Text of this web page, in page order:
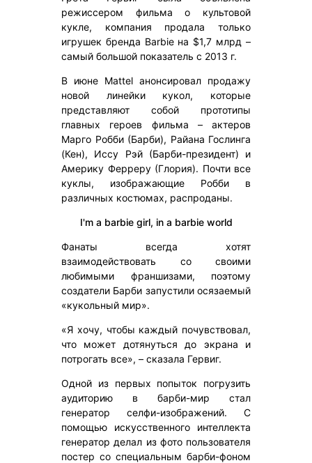
режиссером фильма о культовой
кукле, компания продала только
игрушек бренда Barbie на $1,7 млрд –
самый большой показатель с 2013 г.
В июне Mattel анонсировал продажу
новой линейки кукол, которые
представляют собой прототипы
главных героев фильма – актеров
Марго Робби (Барби), Райана Гослинга
(Кен), Иссу Рэй (Барби-президент) и
Америку Ферреру (Глория). Почти все
куклы, изображающие Робби в
различных костюмах, распроданы.
I'm a barbie girl, in a barbie world
Фанаты всегда хотят
взаимодействовать со своими
любимыми франшизами, поэтому
создатели Барби запустили осязаемый
«кукольный мир».
«Я хочу, чтобы каждый почувствовал,
что может дотянуться до экрана и
потрогать все», – сказала Гервиг.
Одной из первых попыток погрузить
аудиторию в барби-мир стал
генератор селфи-изображений. С
помощью искусственного интеллекта
генератор делал из фото пользователя
постер со специальным барби-фоном